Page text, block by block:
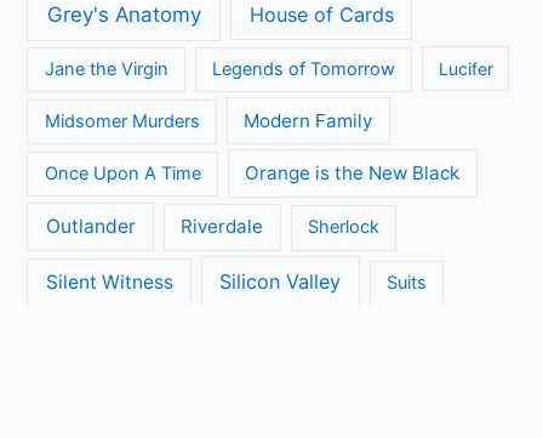
Grey's Anatomy House of Cards
Jane the Virgin Legends of Tomorrow Lucifer
Midsomer Murders Modern Family
Once Upon A Time Orange is the New Black
Outlander Riverdale Sherlock
Silent Witness Silicon Valley Suits